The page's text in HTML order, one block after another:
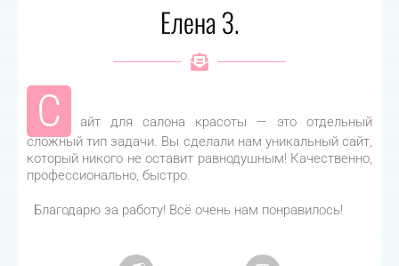
Елена З.
С
айт для салона красоты — это отдельный
сложный тип задачи. Вы сделали нам уникальный сайт,
который никого не оставит равнодушным! Качественно,
профессионально, быстро.
Благодарю за работу! Всё очень нам понравилось!